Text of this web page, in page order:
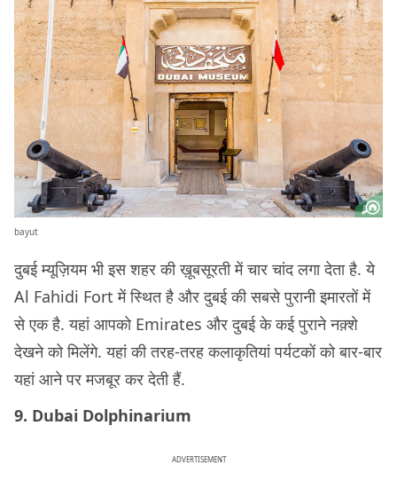
bayut
दुबई म्यूज़ियम भी इस शहर की ख़ूबसूरती में चार चांद लगा देता है. ये
Al Fahidi Fort में स्थित है और दुबई की सबसे पुरानी इमारतों में
से एक है. यहां आपको Emirates और दुबई के कई पुराने नक़्शे
देखने को मिलेंगे. यहां की तरह-तरह कलाकृतियां पर्यटकों को बार-बार
यहां आने पर मजबूर कर देती हैं.
9. Dubai Dolphinarium
ADVERTISEMENT